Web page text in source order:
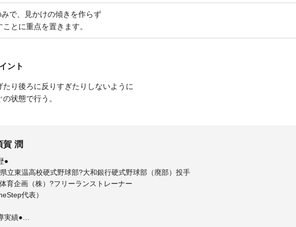
で、見かけの傾きを作らず
とに重点を置きます。
ント
り後ろに反りすぎたりしないように
状態で行う。
賀 潤
●
立東温高校硬式野球部?大和銀行硬式野球部（廃部）投手
育企画（株）?フリーランストレーナー
代表）
実績●